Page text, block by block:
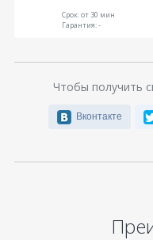
Срок:от 30 мин
Гарантия:-
Чтобы получить
Вконтакте